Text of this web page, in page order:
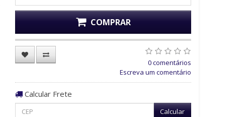
COMPRAR
0 comentários
Escreva um comentário
Calcular Frete
Calcular